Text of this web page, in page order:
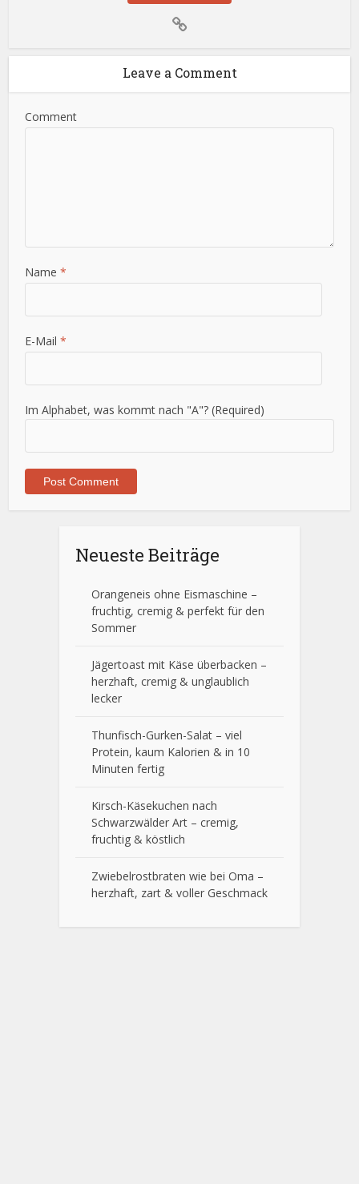
Leave a Comment
Comment
Name*
E-Mail*
Im Alphabet, was kommt nach "A"? (Required)
Neueste Beiträge
Orangeneis ohne Eismaschine –
fruchtig, cremig & perfekt für den
Sommer
Jägertoast mit Käse überbacken –
herzhaft, cremig & unglaublich
lecker
Thunfisch-Gurken-Salat – viel
Protein, kaum Kalorien & in 10
Minuten fertig
Kirsch-Käsekuchen nach
Schwarzwälder Art – cremig,
fruchtig & köstlich
Zwiebelrostbraten wie bei Oma –
herzhaft, zart & voller Geschmack